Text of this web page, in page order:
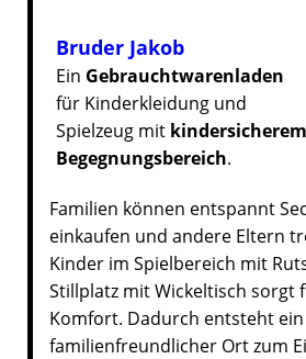
Bruder Jakob
Ein Gebrauchtwarenladen
für Kinderkleidung und
Spielzeug mit kindersicherem
Begegnungsbereich.
Familien können entspannt
einkaufen und andere Eltern
Kinder im Spielbereich mit
Stillplatz mit Wickeltisch sorgt
Komfort. Dadurch entsteht
familienfreundlicher Ort zum